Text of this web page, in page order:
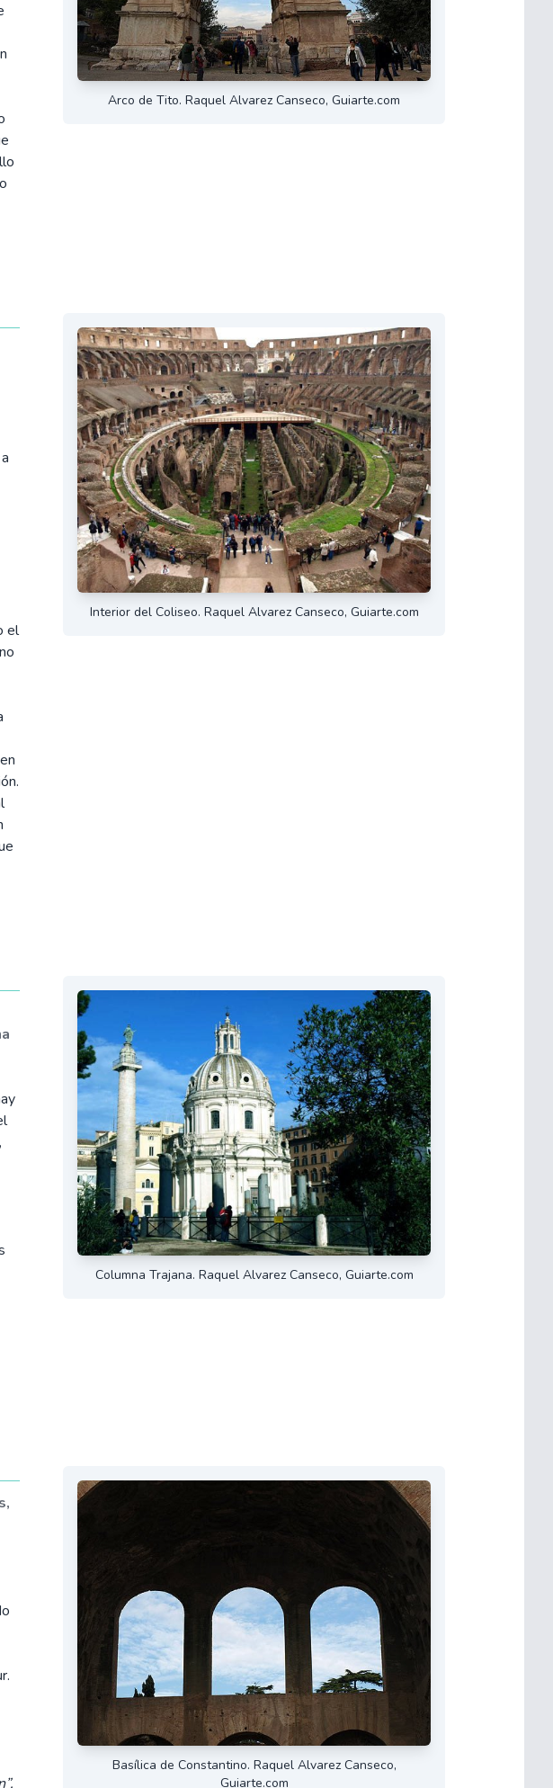
Arco de Tito. Raquel Alvarez Canseco, Guiarte.com
el
Interior del Coliseo. Raquel Alvarez Canseco, Guiarte.com
Columna Trajana. Raquel Alvarez Canseco, Guiarte.com
Basílica de Constantino. Raquel Alvarez Canseco,
Guiarte.com